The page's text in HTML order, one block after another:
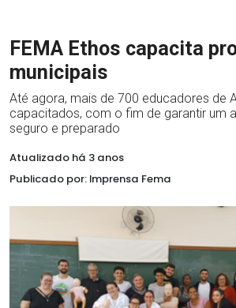
FEMA Ethos capacita
municipais
Até agora, mais de 700 educadores de
capacitados, com o fim de garantir um
seguro e preparado
Atualizado há 3 anos
Publicado por: Imprensa Fema